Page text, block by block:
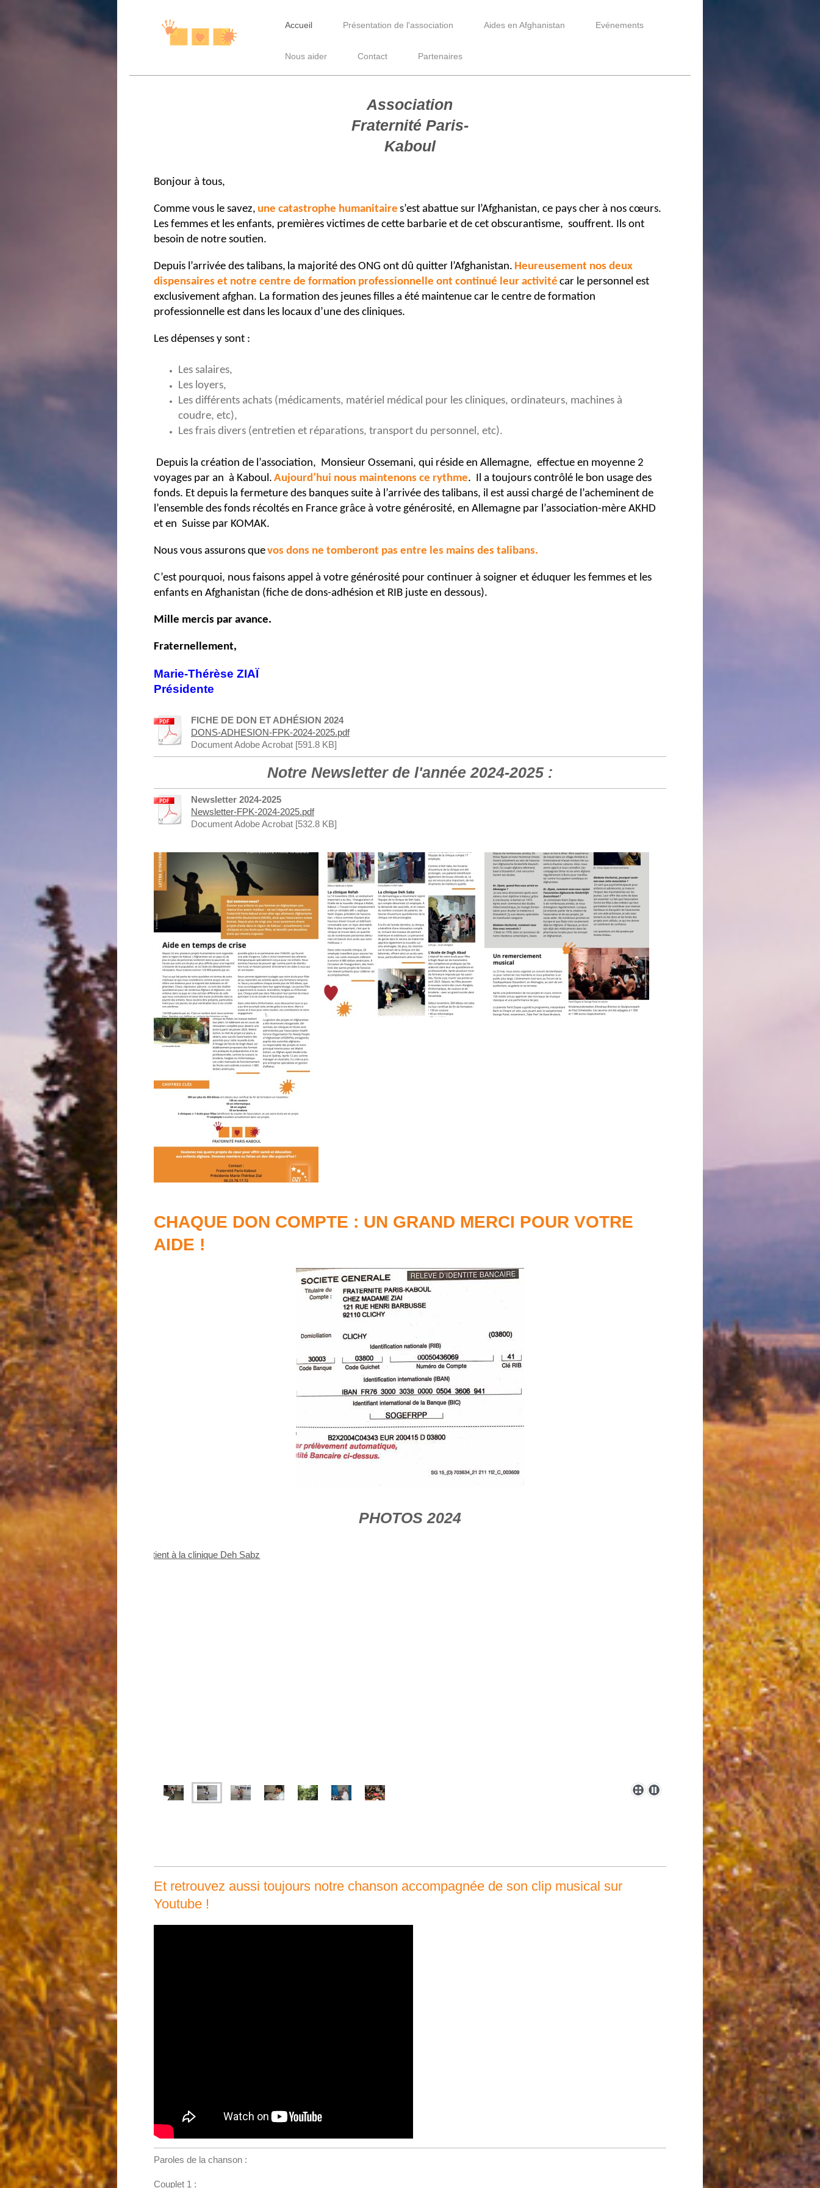
Accueil Présentation de l'association Aides en Afghanistan Evénements
Nous aider Contact Partenaires
Association
Fraternité Paris-
Kaboul
Bonjour à tous,
Comme vous le savez, une catastrophe humanitaire s’est abattue sur l’Afghanistan, ce pays cher à nos cœurs.
Les femmes et les enfants, premières victimes de cette barbarie et de cet obscurantisme, souffrent. Ils ont
besoin de notre soutien.
Depuis l’arrivée des talibans, la majorité des ONG ont dû quitter l’Afghanistan. Heureusement nos deux
dispensaires et notre centre de formation professionnelle ont continué leur activité car le personnel est
exclusivement afghan. La formation des jeunes filles a été maintenue car le centre de formation
professionnelle est dans les locaux d’une des cliniques.
Les dépenses y sont :
Les salaires,
Les loyers,
Les différents achats (médicaments, matériel médical pour les cliniques, ordinateurs, machines à
coudre, etc),
Les frais divers (entretien et réparations, transport du personnel, etc).
Depuis la création de l’association, Monsieur Ossemani, qui réside en Allemagne, effectue en moyenne 2
voyages par an à Kaboul. Aujourd’hui nous maintenons ce rythme. Il a toujours contrôlé le bon usage des
fonds. Et depuis la fermeture des banques suite à l’arrivée des talibans, il est aussi chargé de l’acheminent de
l’ensemble des fonds récoltés en France grâce à votre générosité, en Allemagne par l’association-mère AKHD
et en Suisse par KOMAK.
Nous vous assurons quevos dons ne tomberont pas entre les mains des talibans.
C’est pourquoi, nous faisons appel à votre générosité pour continuer à soigner et éduquer les femmes et les
enfants en Afghanistan (fiche de dons-adhésion et RIB juste en dessous).
Mille mercis par avance.
Fraternellement,
Marie-Thérèse ZIAÏ
Présidente
FICHE DE DON ET ADHÉSION 2024
DONS-ADHESION-FPK-2024-2025.pdf
Document Adobe Acrobat [591.8 KB]
Notre Newsletter de l'année 2024-2025 :
Newsletter 2024-2025
Newsletter-FPK-2024-2025.pdf
Document Adobe Acrobat [532.8 KB]
CHAQUE DON COMPTE : UN GRAND MERCI POUR VOTRE
AIDE !
PHOTOS 2024
Et retrouvez aussi toujours notre chanson accompagnée de son clip musical sur
Youtube !
Paroles de la chanson :
Couplet 1 :